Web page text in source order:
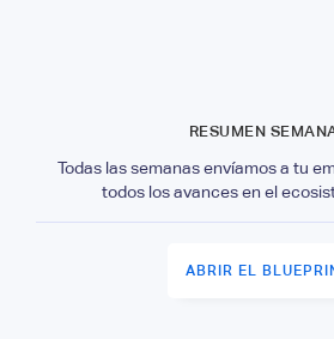
RESUMEN
Todas las semanas envíamos a tu
todos los avances en el
ABRIR EL